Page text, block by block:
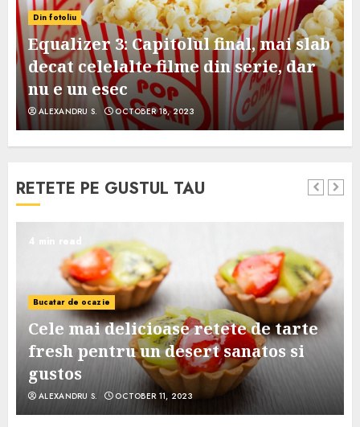
Din fotoliu
Equalizer 3: Capitolul final, mai slab
decat celelalte filme din serie, dar
nu e un esec
ALEXANDRU S. OCTOBER 18, 2023
RETETE PE GUSTUL TAU
4 min read
Bucatar de ocazie
Cele mai delicioase retete de tarte
fresh pentru un desert sanatos si
gustos
ALEXANDRU S. OCTOBER 11, 2023